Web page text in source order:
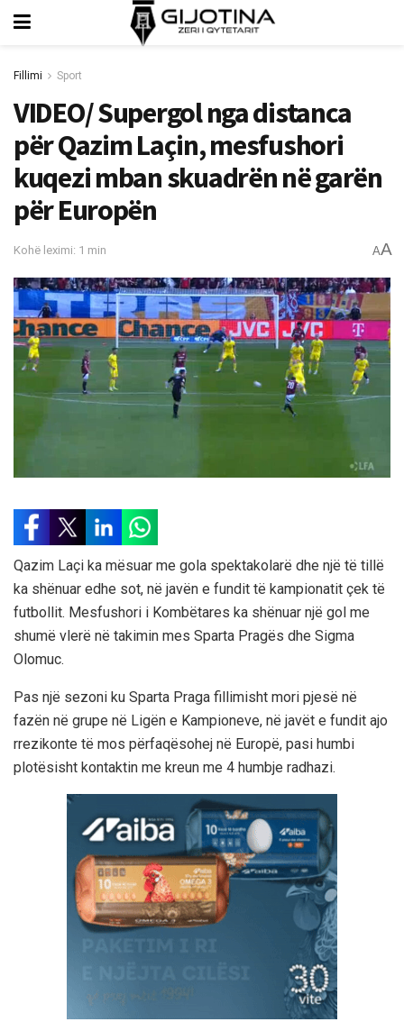
Fillimi Sport
VIDEO/ Supergol nga distanca
për Qazim Laçin, mesfushori
kuqezi mban skuadrën në garën
për Europën
Kohë leximi: 1 min AA
Qazim Laçi ka mësuar me gola spektakolarë dhe një të tillë
ka shënuar edhe sot, në javën e fundit të kampionatit çek të
futbollit. Mesfushori i Kombëtares ka shënuar një gol me
shumë vlerë në takimin mes Sparta Pragës dhe Sigma
Olomuc.
Pas një sezoni ku Sparta Praga fillimisht mori pjesë në
fazën në grupe në Ligën e Kampioneve, në javët e fundit ajo
rrezikonte të mos përfaqësohej në Europë, pasi humbi
plotësisht kontaktin me kreun me 4 humbje radhazi.